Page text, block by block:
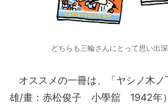
どちらも三輪さんにとって思い出
オススメの一冊は、「ヤシノ木ノ
雄/畫：赤松俊子 小學舘 1942年